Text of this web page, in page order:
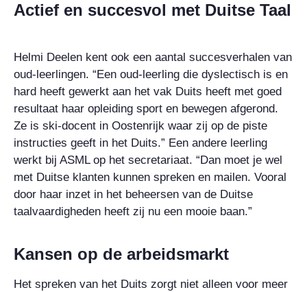
Actief en succesvol met Duitse Taal
Helmi Deelen kent ook een aantal succesverhalen van
oud-leerlingen. “Een oud-leerling die dyslectisch is en
hard heeft gewerkt aan het vak Duits heeft met goed
resultaat haar opleiding sport en bewegen afgerond.
Ze is ski-docent in Oostenrijk waar zij op de piste
instructies geeft in het Duits.” Een andere leerling
werkt bij ASML op het secretariaat. “Dan moet je wel
met Duitse klanten kunnen spreken en mailen. Vooral
door haar inzet in het beheersen van de Duitse
taalvaardigheden heeft zij nu een mooie baan.”
Kansen op de arbeidsmarkt
Het spreken van het Duits zorgt niet alleen voor meer